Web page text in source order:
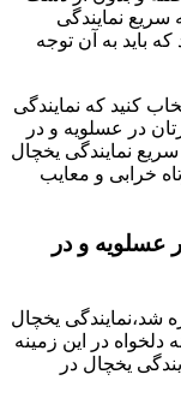
سریع نمایندگی
باید به آن توجه
کنید که نمایندگی
در عسلویه و در
نمایندگی یخچال
خرابی و معایب
عسلویه و در
شد،نمایندگی یخچال
در این زمینه
یخچال در